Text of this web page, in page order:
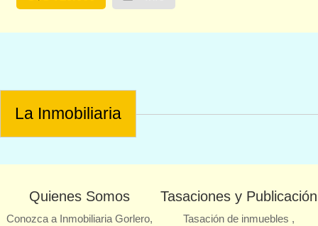
La Inmobiliaria
Quienes Somos
Conozca a Inmobiliaria Gorlero,
Tasaciones y Publicación
Tasación de inmuebles ,